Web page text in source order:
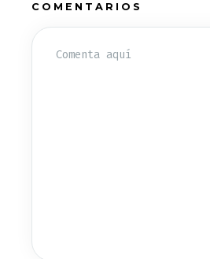
COMENTARIOS